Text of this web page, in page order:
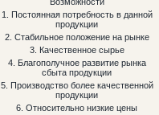
1. Постоянная потребность в данной
продукции
2. Стабильное положение на рынке
3. Качественное сырье
4. Благополучное развитие рынка
сбыта продукции
5. Производство более качественной
продукции
6. Относительно низкие цены